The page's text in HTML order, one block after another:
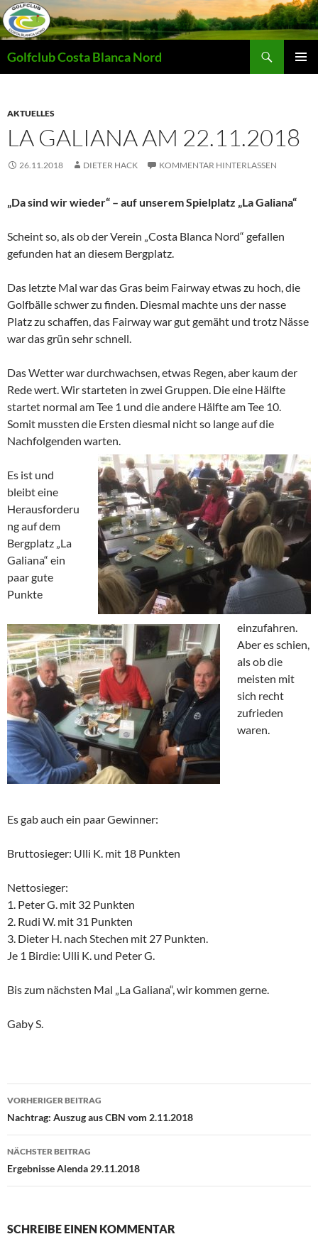
Zum
Inhalt
springen
Golfclub Costa Blanca Nord
AKTUELLES
LA GALIANA AM 22.11.2018
26.11.2018 DIETER HACK KOMMENTAR HINTERLASSEN
„Da sind wir wieder“ – auf unserem Spielplatz „La Galiana“
Scheint so, als ob der Verein „Costa Blanca Nord“ gefallen
gefunden hat an diesem Bergplatz.
Das letzte Mal war das Gras beim Fairway etwas zu hoch, die
Golfbälle schwer zu finden. Diesmal machte uns der nasse
Platz zu schaffen, das Fairway war gut gemäht und trotz Nässe
war das grün sehr schnell.
Das Wetter war durchwachsen, etwas Regen, aber kaum der
Rede wert. Wir starteten in zwei Gruppen. Die eine Hälfte
startet normal am Tee 1 und die andere Hälfte am Tee 10.
Somit mussten die Ersten diesmal nicht so lange auf die
Nachfolgenden warten.
Es ist und
bleibt eine
Herausforderu
ng auf dem
Bergplatz „La
Galiana“ ein
paar gute
Punkte
einzufahren.
Aber es schien,
als ob die
meisten mit
sich recht
zufrieden
waren.
Es gab auch ein paar Gewinner:
Bruttosieger: Ulli K. mit 18 Punkten
Nettosieger:
1. Peter G. mit 32 Punkten
2. Rudi W. mit 31 Punkten
3. Dieter H. nach Stechen mit 27 Punkten.
Je 1 Birdie: Ulli K. und Peter G.
Bis zum nächsten Mal „La Galiana“, wir kommen gerne.
Gaby S.
Beitragsnavigation
VORHERIGER BEITRAG
Nachtrag: Auszug aus CBN vom 2.11.2018
NÄCHSTER BEITRAG
Ergebnisse Alenda 29.11.2018
SCHREIBE EINEN KOMMENTAR